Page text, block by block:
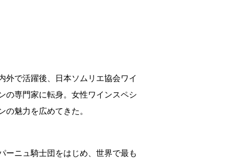
外で活躍後、日本ソムリエ協会ワイ
の専門家に転身。女性ワインスペシ
の魅力を広めてきた。
ーニュ騎士団をはじめ、世界で最も